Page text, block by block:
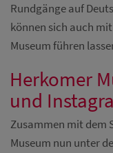
Rundgänge auf
können sich auch
Museum führen
Herkomer
und
Zusammen mit dem
Museum nun unter